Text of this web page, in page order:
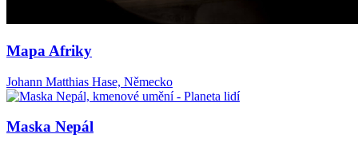
Mapa Afriky
Johann Matthias Hase, Německo
Maska Nepál